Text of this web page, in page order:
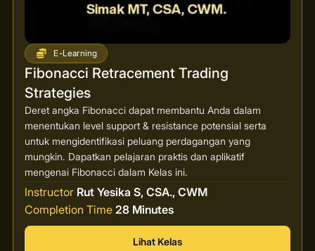
E-Learning
Fibonacci Retracement Trading
Strategies
Deret angka Fibonacci dapat membantu Anda dalam
menentukan level support & resistance potensial serta
untuk mengidentifikasi peluang perdagangan yang
mungkin. Dapatkan pelajaran praktis dan aplikatif
mengenai Fibonacci dalam Kelas ini.
Instructor Rut Yesika S, CSA., CWM
Completion Time 28 Minutes
Lihat Kelas